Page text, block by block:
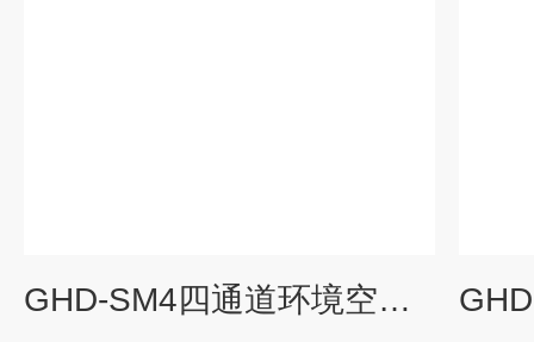
GHD-SM4四通道环境空气颗粒物采样器